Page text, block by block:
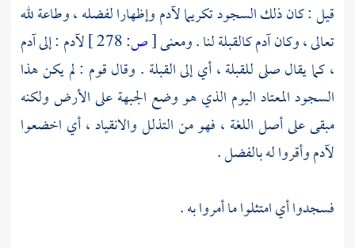
قيل : كان ذلك السجود تكريمالآدموإظهارا لفضله ، وطاعة لله
تعالى ، وكانآدمكالقبلة لنا . ومعنى[ص: لآدم : إلىآدم
، كما يقال صلى للقبلة ، أي إلى القبلة . وقال قوم : لم يكن هذا
السجود المعتاد اليوم الذي هو وضع الجبهة على الأرض ولكنه
مبقى على أصل اللغة ، فهو من التذلل والانقياد ، أي اخضعوا
لآدموأقروا له بالفضل .
فسجدوا أي امتثلوا ما أمروا به .